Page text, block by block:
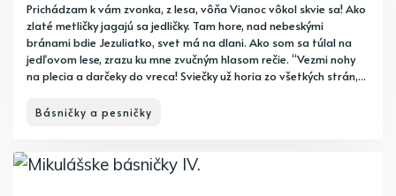
Prichádzam k vám zvonka, z lesa, vôňa Vianoc vôkol skvie sa! Ako
zlaté metličky jagajú sa jedličky. Tam hore, nad nebeskými
bránami bdie Jezuliatko, svet má na dlani. Ako som sa túlal na
jedľovom lese, zrazu ku mne zvučným hlasom rečie. “Vezmi nohy
na plecia a darčeky do vreca! Sviečky už horia zo všetkých strán,...
Básničky a pesničky